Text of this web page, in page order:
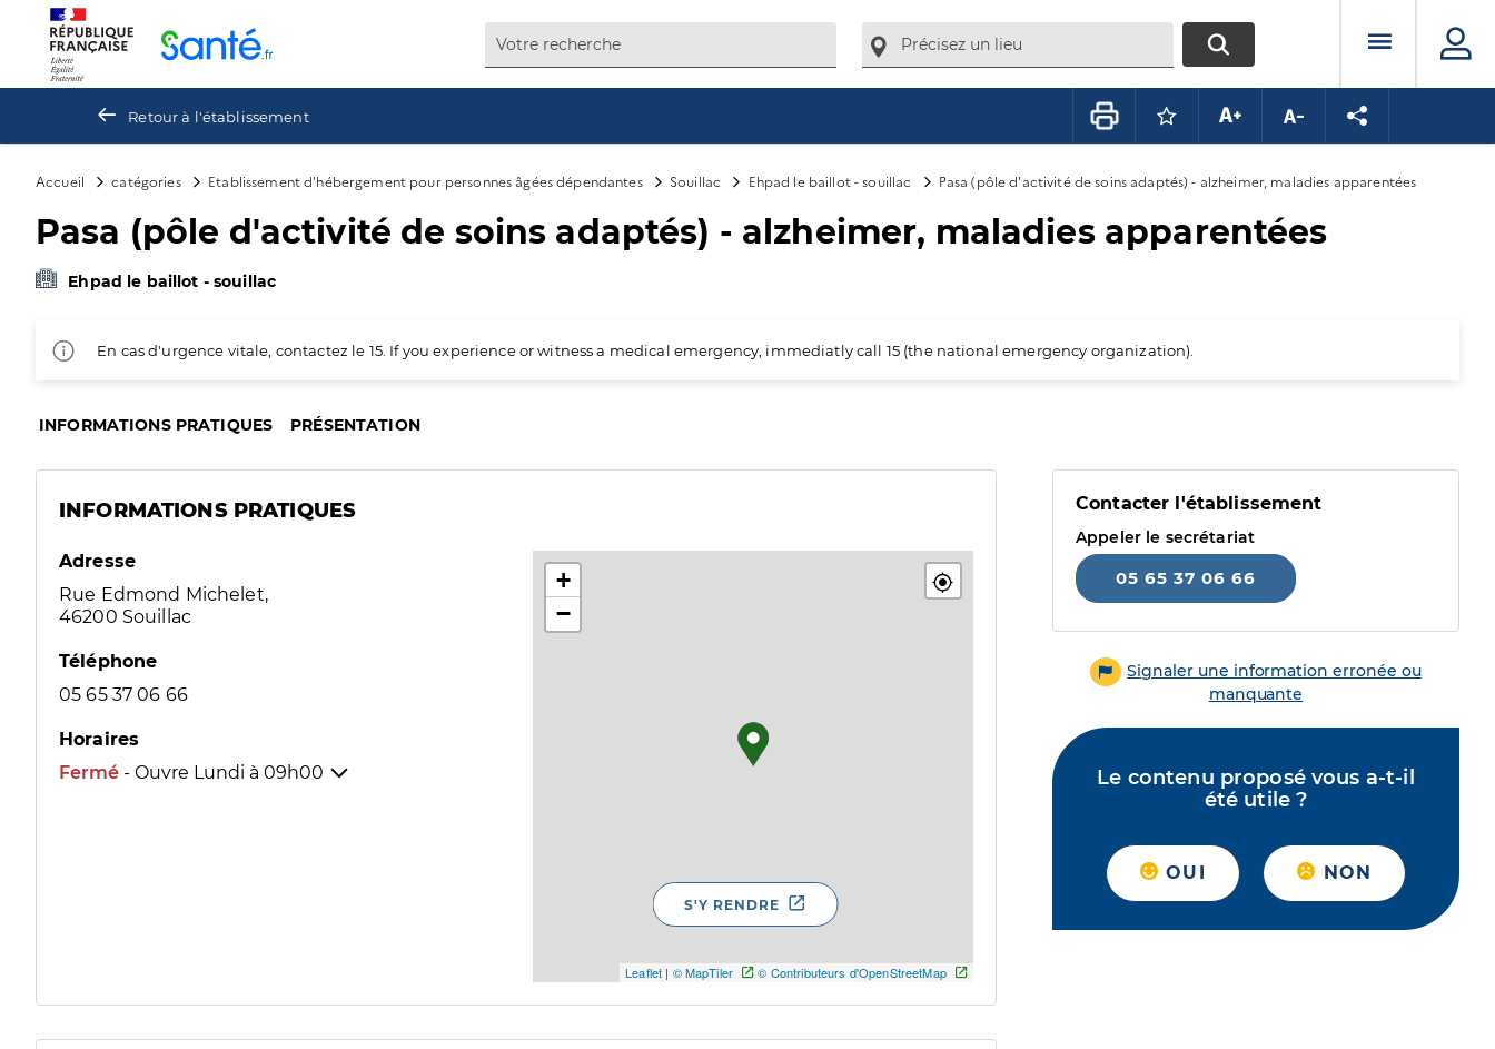
RECHERCHERMenu
Retour à l'établissement Connectez-vous pour mettre ce
Augmenter la taille du texte
Diminuer la taille du
Partager la
Accueil catégories Etablissement d'hébergement pour personnes âgées dépendantes Souillac Ehpad le baillot - souillac Pasa (pôle d'activité de soins adaptés) - alzheimer, maladies apparentées
Pasa (pôle d'activité de soins adaptés) - alzheimer, maladies apparentées
Ehpad le baillot - souillac
En cas d'urgence vitale, contactez le 15. If you experience or witness a medical emergency, immediatly call 15 (the national emergency organization).
INFORMATIONS PRATIQUES PRÉSENTATION
INFORMATIONS PRATIQUES
Adresse
Rue Edmond Michelet,
46200 Souillac
Téléphone
05 65 37 06 66
Horaires
Fermé - Ouvre Lundi à 09h00
+
−
Leaflet | © MapTiler © Contributeurs d'OpenStreetMap
S'Y RENDRE
Contacter l'établissement
Appeler le secrétariat
05 65 37 06 66
Signaler une information erronée ou
manquante
Le contenu proposé vous a-t-il
été utile ?
OUI NON
Panneau de gestion des cookies